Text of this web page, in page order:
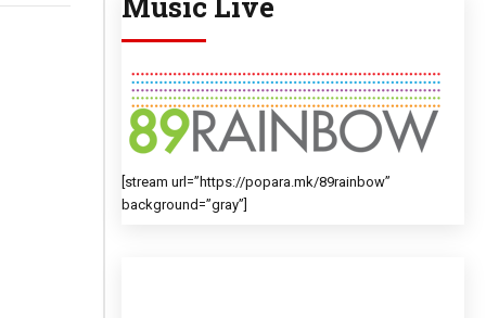
[stream url=”https://popara.mk/89rainbow”
background=”gray”]